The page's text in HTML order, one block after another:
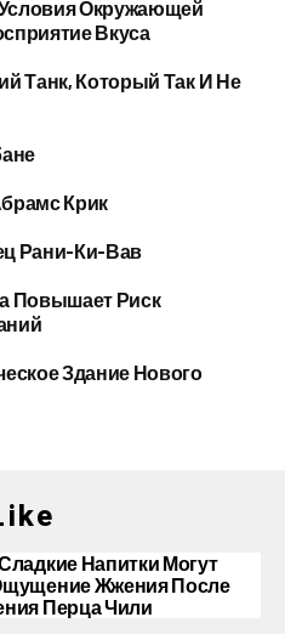
Окружающей
Вкуса
Танк, Который Так И Не
Крик
Рани-Ки-Вав
Повышает Риск
Здание Нового
Напитки Могут
Жжения После
Перца Чили